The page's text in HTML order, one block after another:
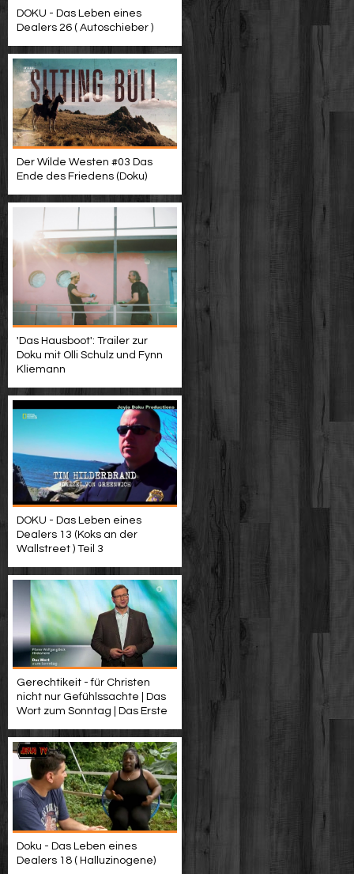
DOKU - Das Leben eines
Dealers 26 ( Autoschieber )
Der Wilde Westen #03 Das
Ende des Friedens (Doku)
'Das Hausboot': Trailer zur
Doku mit Olli Schulz und Fynn
Kliemann
DOKU - Das Leben eines
Dealers 13 (Koks an der
Wallstreet ) Teil 3
Gerechtikeit - für Christen
nicht nur Gefühlssachte | Das
Wort zum Sonntag | Das Erste
Doku - Das Leben eines
Dealers 18 ( Halluzinogene)